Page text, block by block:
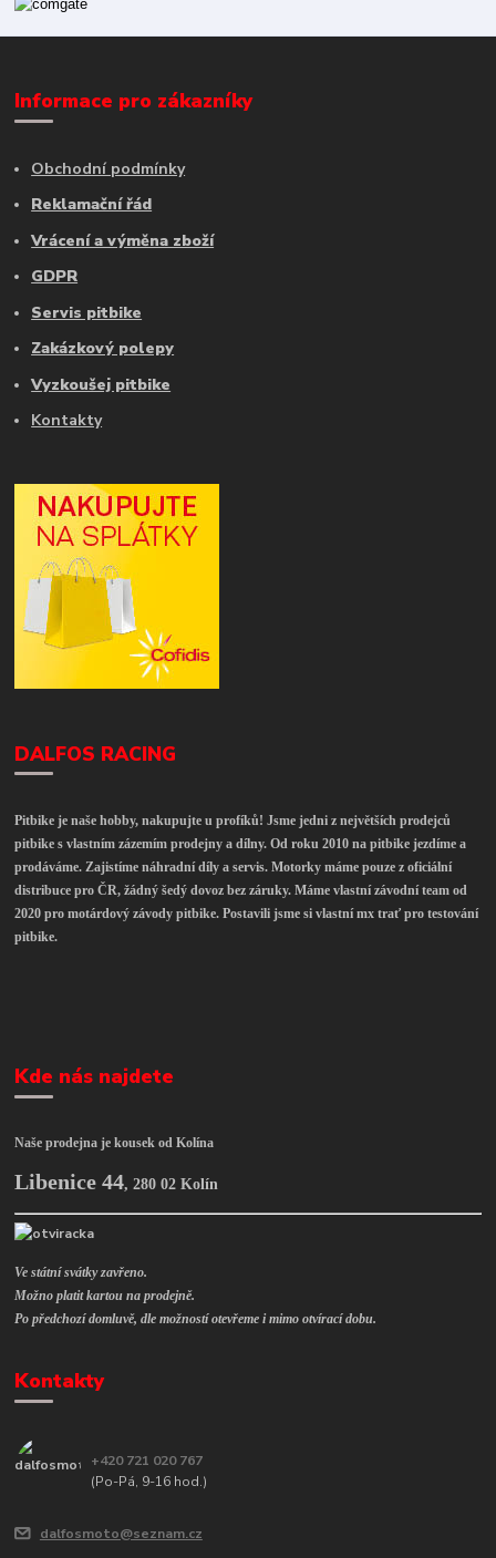
Informace pro zákazníky
Obchodní podmínky
Reklamační řád
Vrácení a výměna zboží
GDPR
Servis pitbike
Zakázkový polepy
Vyzkoušej pitbike
Kontakty
DALFOS RACING
Pitbike je naše hobby, nakupujte u profíků! Jsme jedni z největších prodejců
pitbike s vlastním zázemím prodejny a dílny. Od roku 2010 na pitbike jezdíme a
prodáváme. Zajistíme náhradní díly a servis. Motorky máme pouze z oficiální
distribuce pro ČR, žádný šedý dovoz bez záruky. Máme vlastní závodní team od
2020 pro motárdový závody pitbike. Postavili jsme si vlastní mx trať pro testování
pitbike.
Kde nás najdete
Naše prodejna je kousek od Kolína
Libenice 44,280 02 Kolín
Ve státní svátky zavřeno.
Možno platit kartou na prodejně.
Po předchozí domluvě, dle možností otevřeme i mimo otvírací dobu.
Kontakty
+420 721 020 767
(Po-Pá, 9-16 hod.)
dalfosmoto@seznam.cz